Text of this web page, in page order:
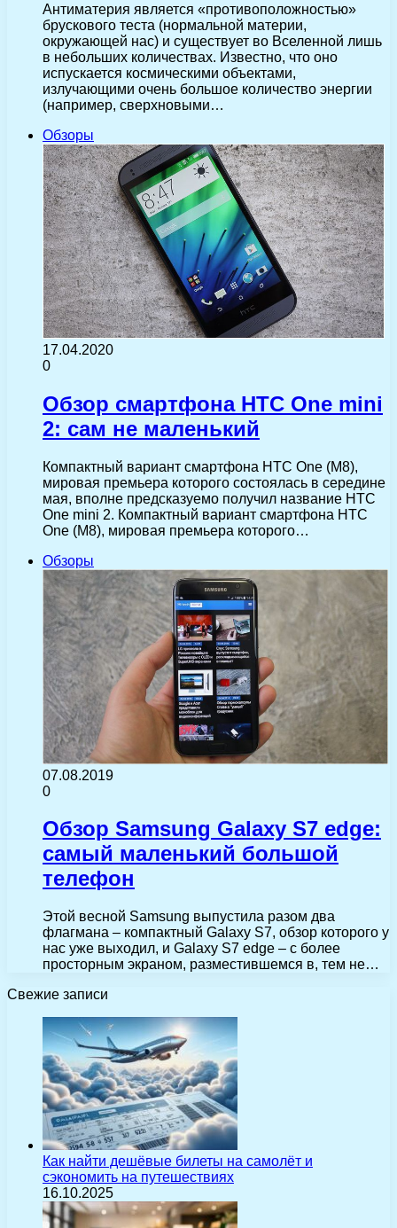
Антиматерия является «противоположностью»
брускового теста (нормальной материи,
окружающей нас) и существует во Вселенной лишь
в небольших количествах. Известно, что оно
испускается космическими объектами,
излучающими очень большое количество энергии
(например, сверхновыми…
Обзоры
17.04.2020
0
Обзор смартфона HTC One mini
2: сам не маленький
Компактный вариант смартфона HTC One (M8),
мировая премьера которого состоялась в середине
мая, вполне предсказуемо получил название HTC
One mini 2. Компактный вариант смартфона HTC
One (M8), мировая премьера которого…
Обзоры
07.08.2019
0
Обзор Samsung Galaxy S7 edge:
самый маленький большой
телефон
Этой весной Samsung выпустила разом два
флагмана – компактный Galaxy S7, обзор которого у
нас уже выходил, и Galaxy S7 edge – с более
просторным экраном, разместившемся в, тем не…
Свежие записи
Как найти дешёвые билеты на самолёт и
сэкономить на путешествиях
16.10.2025